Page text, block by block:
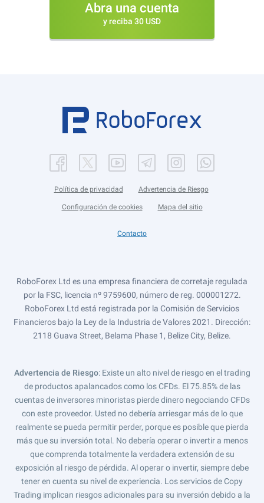
Abra una cuenta
y reciba 30 USD
Política de privacidad Advertencia de Riesgo
Configuración de cookies Mapa del sitio
Contacto
RoboForex Ltd es una empresa financiera de corretaje regulada
por la FSC, licencia nº 9759600, número de reg. 000001272.
RoboForex Ltd está registrada por la Comisión de Servicios
Financieros bajo la Ley de la Industria de Valores 2021. Dirección:
2118 Guava Street, Belama Phase 1, Belize City, Belize.
Advertencia de Riesgo: Existe un alto nivel de riesgo en el trading
de productos apalancados como los CFDs. El 75.85% de las
cuentas de inversores minoristas pierde dinero negociando CFDs
con este proveedor. Usted no debería arriesgar más de lo que
realmente se pueda permitir perder, porque es posible que pierda
más que su inversión total. No debería operar o invertir a menos
que comprenda totalmente la verdadera extensión de su
exposición al riesgo de pérdida. Al operar o invertir, siempre debe
tener en cuenta su nivel de experiencia. Los servicios de Copy
Trading implican riesgos adicionales para su inversión debido a la